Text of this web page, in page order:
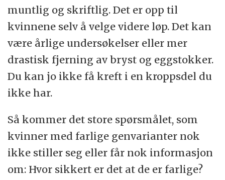
muntlig og skriftlig. Det er opp til
kvinnene selv å velge videre løp. Det kan
være årlige undersøkelser eller mer
drastisk fjerning av bryst og eggstokker.
Du kan jo ikke få kreft i en kroppsdel du
ikke har.
Så kommer det store spørsmålet, som
kvinner med farlige genvarianter nok
ikke stiller seg eller får nok informasjon
om: Hvor sikkert er det at de er farlige?